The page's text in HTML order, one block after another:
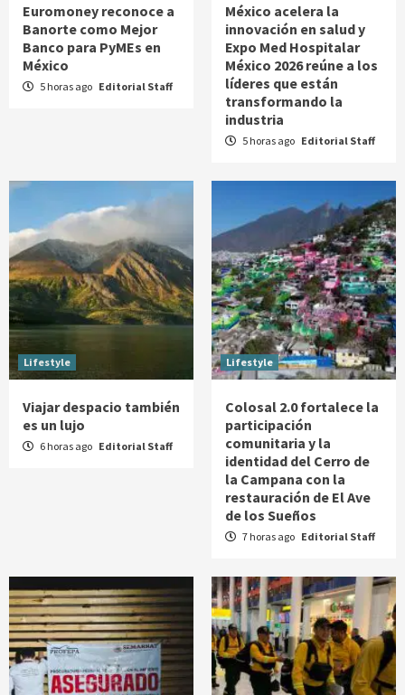
Euromoney reconoce a
Banorte como Mejor
Banco para PyMEs en
México
5 horas ago Editorial Staff
México acelera la
innovación en salud y
Expo Med Hospitalar
México 2026 reúne a los
líderes que están
transformando la
industria
5 horas ago Editorial Staff
Lifestyle
Viajar despacio también
es un lujo
6 horas ago Editorial Staff
Lifestyle
Colosal 2.0 fortalece la
participación
comunitaria y la
identidad del Cerro de
la Campana con la
restauración de El Ave
de los Sueños
7 horas ago Editorial Staff